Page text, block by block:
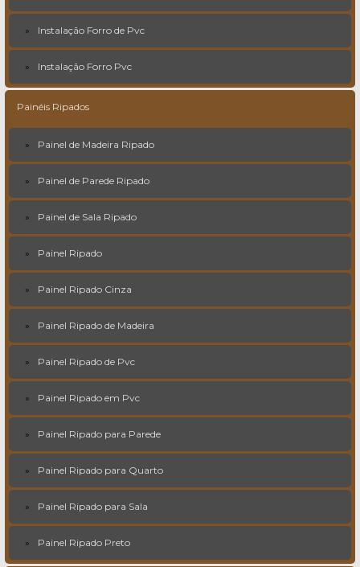
Instalação Forro de Pvc
Instalação Forro Pvc
Painéis Ripados
Painel de Madeira Ripado
Painel de Parede Ripado
Painel de Sala Ripado
Painel Ripado
Painel Ripado Cinza
Painel Ripado de Madeira
Painel Ripado de Pvc
Painel Ripado em Pvc
Painel Ripado para Parede
Painel Ripado para Quarto
Painel Ripado para Sala
Painel Ripado Preto